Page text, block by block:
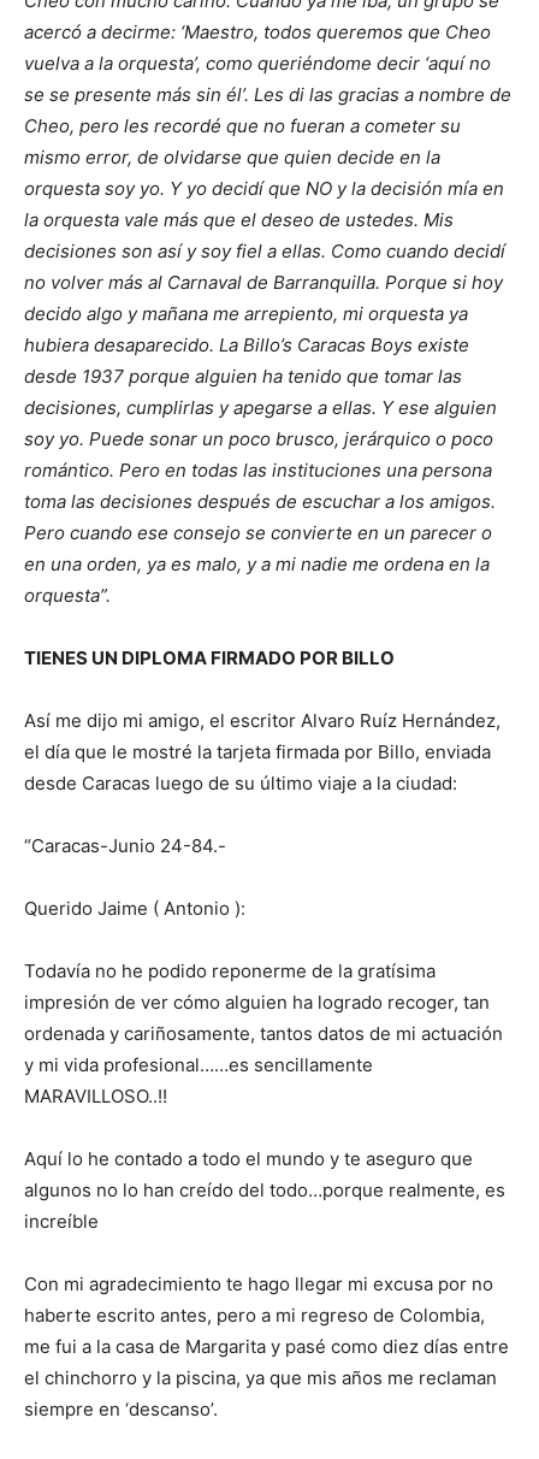
acercó a decirme: ‘Maestro, todos queremos que Cheo
vuelva a la orquesta’, como queriéndome decir ‘aquí no
se se presente más sin él’. Les di las gracias a nombre de
Cheo, pero les recordé que no fueran a cometer su
mismo error, de olvidarse que quien decide en la
orquesta soy yo. Y yo decidí que NO y la decisión mía en
la orquesta vale más que el deseo de ustedes. Mis
decisiones son así y soy fiel a ellas. Como cuando decidí
no volver más al Carnaval de Barranquilla. Porque si hoy
decido algo y mañana me arrepiento, mi orquesta ya
hubiera desaparecido. La Billo’s Caracas Boys existe
desde 1937 porque alguien ha tenido que tomar las
decisiones, cumplirlas y apegarse a ellas. Y ese alguien
soy yo. Puede sonar un poco brusco, jerárquico o poco
romántico. Pero en todas las instituciones una persona
toma las decisiones después de escuchar a los amigos.
Pero cuando ese consejo se convierte en un parecer o
en una orden, ya es malo, y a mi nadie me ordena en la
orquesta”.
TIENES UN DIPLOMA FIRMADO POR BILLO
Así me dijo mi amigo, el escritor Alvaro Ruíz Hernández,
el día que le mostré la tarjeta firmada por Billo, enviada
desde Caracas luego de su último viaje a la ciudad:
“Caracas-Junio 24-84.-
Querido Jaime ( Antonio ):
Todavía no he podido reponerme de la gratísima
impresión de ver cómo alguien ha logrado recoger, tan
ordenada y cariñosamente, tantos datos de mi actuación
y mi vida profesional……es sencillamente
MARAVILLOSO..!!
Aquí lo he contado a todo el mundo y te aseguro que
algunos no lo han creído del todo…porque realmente, es
increíble
Con mi agradecimiento te hago llegar mi excusa por no
haberte escrito antes, pero a mi regreso de Colombia,
me fui a la casa de Margarita y pasé como diez días entre
el chinchorro y la piscina, ya que mis años me reclaman
siempre en ‘descanso’.